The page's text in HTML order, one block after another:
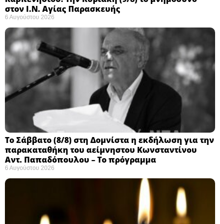
στον Ι.Ν. Αγίας Παρασκευής
6 Αυγούστου 2026
Το Σάββατο (8/8) στη Δομνίστα η εκδήλωση για την
παρακαταθήκη του αείμνηστου Κωνσταντίνου
Αντ. Παπαδόπουλου – Το πρόγραμμα
6 Αυγούστου 2026